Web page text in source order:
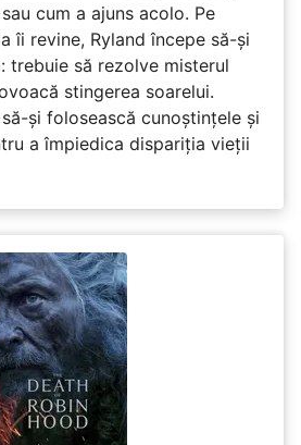
cum a ajuns acolo. Pe
îi revine, Ryland începe să-și
trebuie să rezolve misterul
stingerea soarelui.
și folosească cunoștințele și
a împiedica dispariția vieții